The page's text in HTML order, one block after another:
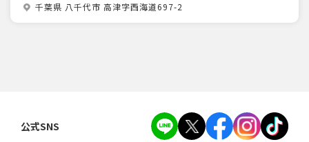
千葉県 八千代市 高津字西海道697-2
公式SNS